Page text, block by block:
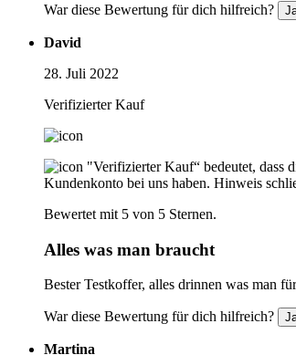
War diese Bewertung für dich hilfreich?
David
28. Juli 2022
Verifizierter Kauf
"Verifizierter Kauf“ bedeutet, dass
Kundenkonto bei uns haben. Hinweis
Bewertet mit 5 von 5 Sternen.
Alles was man braucht
Bester Testkoffer, alles drinnen was man
War diese Bewertung für dich hilfreich?
Martina